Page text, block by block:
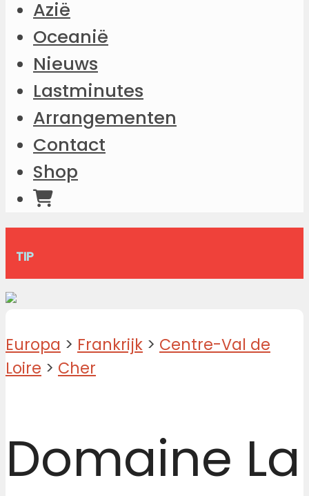
Azië
Oceanië
Nieuws
Lastminutes
Arrangementen
Contact
Shop
TIP
Europa > Frankrijk > Centre-Val de
Loire > Cher
Domaine La